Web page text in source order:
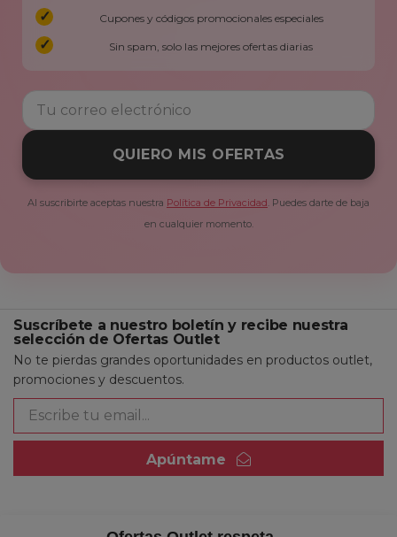
Cupones y códigos promocionales especiales
Sin spam, solo las mejores ofertas diarias
QUIERO MIS OFERTAS
Al suscribirte aceptas nuestra Política de Privacidad . Puedes darte de baja
en cualquier momento.
Suscríbete a nuestro boletín y recibe nuestra
selección de Ofertas Outlet
No te pierdas grandes oportunidades en productos outlet,
promociones y descuentos.
Apúntame